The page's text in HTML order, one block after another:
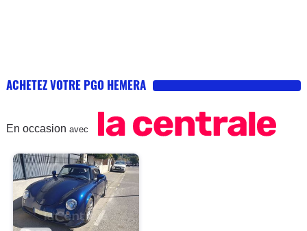
ACHETEZ VOTRE PGO HEMERA
En occasion avec